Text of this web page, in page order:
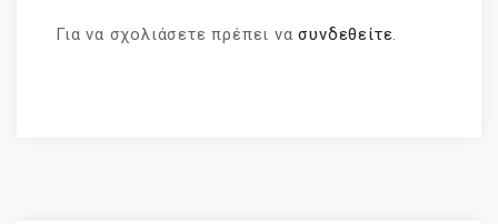
Για να σχολιάσετε πρέπει νασυνδεθείτε.